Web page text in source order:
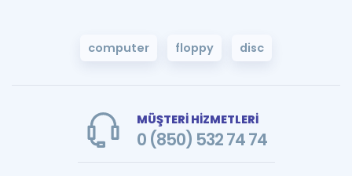
computer floppy disc
MÜŞTERİ HİZMETLERİ
0 (850) 532 74 74